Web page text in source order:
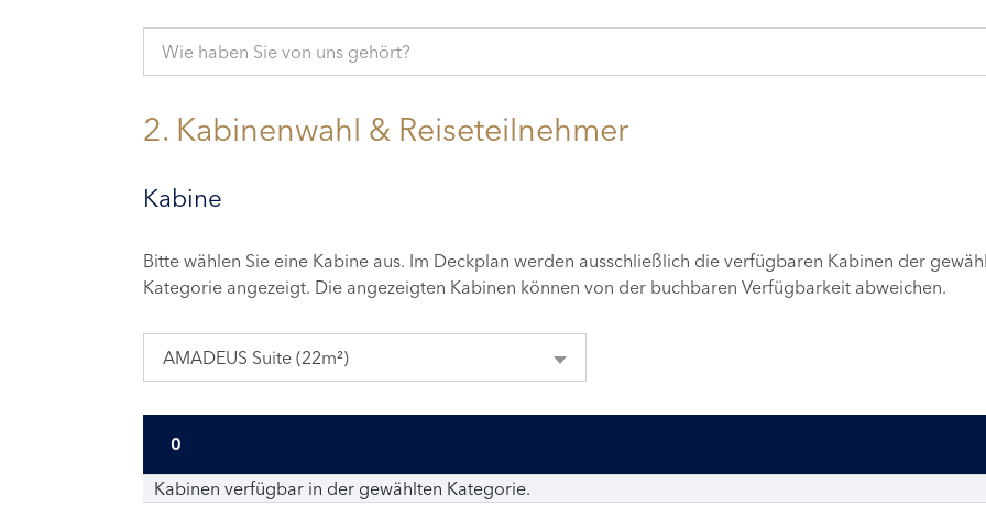
Wie haben Sie von uns gehört?
2. Kabinenwahl & Reiseteilnehmer
Kabine
Bitte wählen Sie eine Kabine aus. Im Deckplan werden ausschließlich die verfügbaren Kabinen der
Kategorie angezeigt. Die angezeigten Kabinen können von der buchbaren Verfügbarkeit abweichen.
AMADEUS Suite (22m²)
0
Kabinen verfügbar in der gewählten Kategorie.